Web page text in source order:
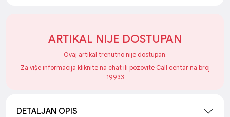
ARTIKAL NIJE DOSTUPAN
Ovaj artikal trenutno nije dostupan.
Za više informacija kliknite na chat ili pozovite Call centar na broj
19933
DETALJAN OPIS